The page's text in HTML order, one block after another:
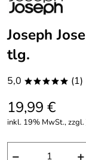
Joseph
tlg.
5,0 ***** (1)
19,99 €
inkl. 19% MwSt., zzgl.
− +